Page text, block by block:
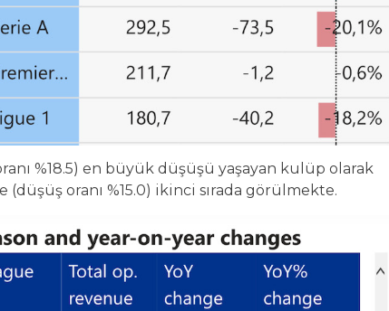
%18.5) en büyük düşüşü yaşayan kulüp olarak
(düşüş oranı %15.0) ikinci sırada görülmekte.